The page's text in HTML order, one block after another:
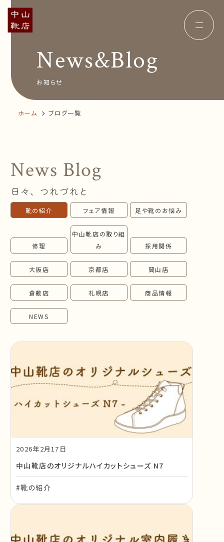
Concept コンセプト
Insole オーダー中敷き
News&Blog
Company
オンラインショップ
お問い合わせ
follow us!
News&Blog
お知らせ
ホーム ブログ一覧
News Blog
日々、つれづれと
靴の紹介 フェア情報 足や靴のお悩み
修理
中山靴店の取り組
み
採用関係
大阪店 京都店 岡山店
倉敷店 札幌店 商品情報
NEWS
2026年2月17日
中山靴店のオリジナルハイカットシューズ N7
#靴の紹介